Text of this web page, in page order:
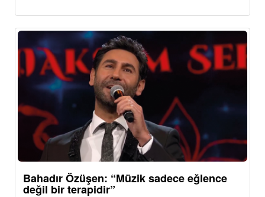
Bahadır Özüşen: “Müzik sadece eğlence
değil bir terapidir”